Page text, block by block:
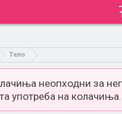
Тело
неопходни за
употреба на колачиња.